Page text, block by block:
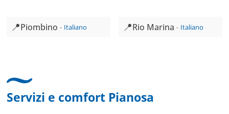
📍Piombino Italiano 📍Rio Marina Italiano
Servizi e comfort Pianosa